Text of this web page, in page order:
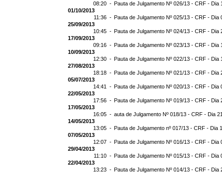
08:20 - Pauta de Julgamento Nº 026/13 - CRF - Dia
01/10/2013
11:36 - Pauta de Julgamento Nº 025/13 - CRF - Dia
25/09/2013
10:45 - Pauta de Julgamento Nº 024/13 - CRF - Dia
17/09/2013
09:16 - Pauta de Julgamento Nº 023/13 - CRF - Dia
10/09/2013
12:30 - Pauta de Julgamento Nº 022/13 - CRF - Dia
27/08/2013
18:18 - Pauta de Julgamento Nº 021/13 - CRF - Dia
05/07/2013
14:41 - Pauta de Julgamento Nº 020/13 - CRF - Dia
22/05/2013
17:56 - Pauta de Julgamento Nº 019/13 - CRF - Dia
17/05/2013
16:05 - auta de Julgamento Nº 018/13 - CRF - Dia
14/05/2013
13:05 - Pauta de Julgamento nº 017/13 - CRF - Dia
07/05/2013
12:07 - Pauta de Julgamento Nº 016/13 - CRF - Dia
29/04/2013
11:10 - Pauta de Julgamento Nº 015/13 - CRF - Dia
22/04/2013
13:23 - Pauta de Julgamento Nº 014/13 - CRF - Dia